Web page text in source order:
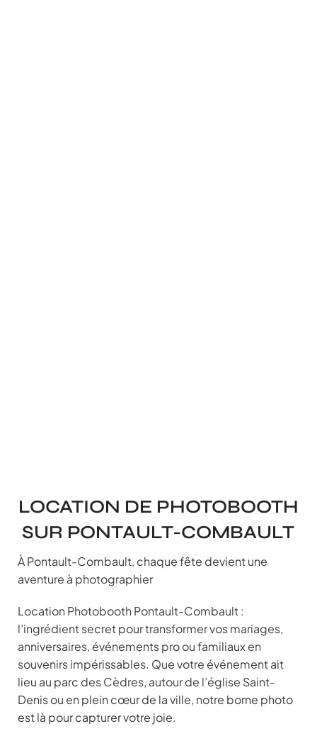
LOCATION DE PHOTOBOOTH
SUR PONTAULT-COMBAULT
À Pontault-Combault, chaque fête devient une
aventure à photographier
Location Photobooth Pontault-Combault :
l’ingrédient secret pour transformer vos mariages,
anniversaires, événements pro ou familiaux en
souvenirs impérissables. Que votre événement ait
lieu au parc des Cèdres, autour de l’église Saint-
Denis ou en plein cœur de la ville, notre borne photo
est là pour capturer votre joie.